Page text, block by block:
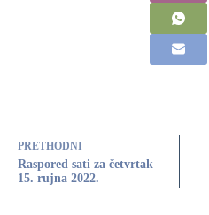
PRETHODNI
Raspored sati za četvrtak
15. rujna 2022.